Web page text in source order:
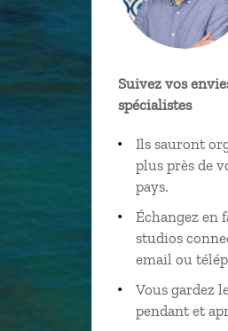
Suivez vos
spécialistes
Ils sauront
plus près de
pays.
Échangez en
studios
email ou
Vous gardez
pendant et